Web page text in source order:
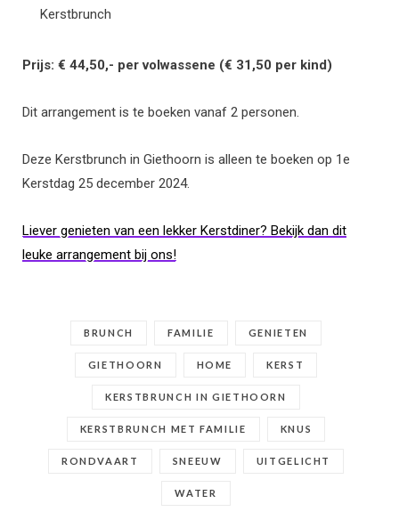
Kerstbrunch
Prijs: € 44,50,- per volwassene (€ 31,50 per kind)
Dit arrangement is te boeken vanaf 2 personen.
Deze Kerstbrunch in Giethoorn is alleen te boeken op 1e
Kerstdag 25 december 2024.
Liever genieten van een lekker Kerstdiner? Bekijk dan dit
leuke arrangement bij ons!
BRUNCH FAMILIE GENIETEN
GIETHOORN HOME KERST
KERSTBRUNCH IN GIETHOORN
KERSTBRUNCH MET FAMILIE KNUS
RONDVAART SNEEUW UITGELICHT
WATER